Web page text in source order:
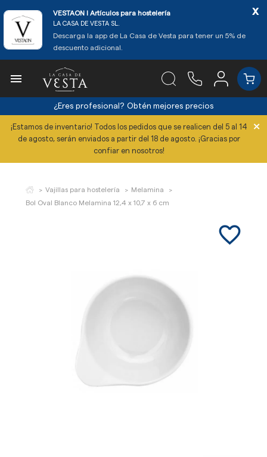
VESTAON l Artículos para hostelería
LA CASA DE VESTA SL.
Descarga la app de La Casa de Vesta para tener un 5% de
descuento adicional.
x

¿Eres profesional? Obtén mejores precios
¡Estamos de inventario! Todos los pedidos que se realicen del 5 al 14
de agosto, serán enviados a partir del 18 de agosto. ¡Gracias por
confiar en nosotros!
×
Vajillas para hostelería
Melamina
Bol Oval Blanco Melamina 12,4 x 10,7 x 6 cm
favorite_border